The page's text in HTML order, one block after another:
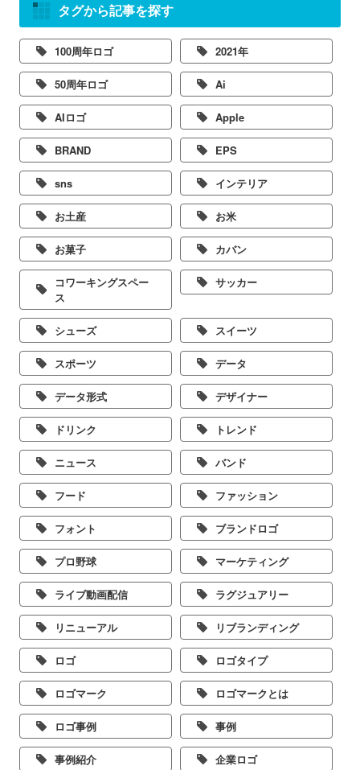
タグから記事を探す
100周年ロゴ 2021年
50周年ロゴ Ai
AIロゴ Apple
BRAND EPS
sns インテリア
お土産 お米
お菓子 カバン
コワーキングスペー
ス
サッカー
シューズ スイーツ
スポーツ データ
データ形式 デザイナー
ドリンク トレンド
ニュース バンド
フード ファッション
フォント ブランドロゴ
プロ野球 マーケティング
ライブ動画配信 ラグジュアリー
リニューアル リブランディング
ロゴ ロゴタイプ
ロゴマーク ロゴマークとは
ロゴ事例 事例
事例紹介 企業ロゴ